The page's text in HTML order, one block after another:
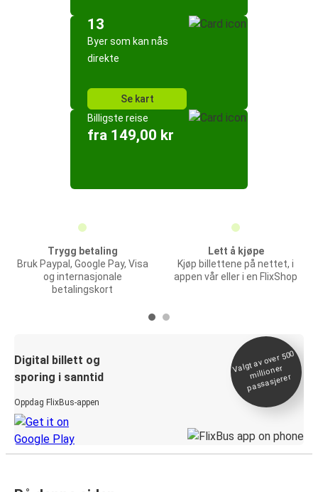
13
Byer som kan nås
direkte
Se kart
Billigste reise
fra 149,00 kr
Trygg betaling
Bruk Paypal, Google Pay, Visa
og internasjonale
betalingskort
Lett å kjøpe
Kjøp billettene på nettet, i
appen vår eller i en FlixShop
Digital billett og
sporing i sanntid
Oppdag FlixBus-appen
Valgt av over 500
millioner
passasjerer